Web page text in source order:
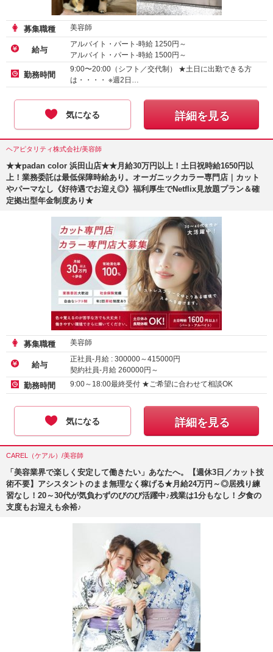
募集職種 美容師
給与
アルバイト・パート-時給 1250円～
アルバイト・パート-時給 1500円～
勤務時間
9:00〜20:00（シフト／交代制） ★土日に出勤できる方
は・・・・ ※週2日…
気になる 詳細を見る
ヘアピタリティ株式会社/美容師
★★padan color 浜田山店★★月給30万円以上！土日祝時給1650円以
上！業務委託は最低保障時給あり。オーガニックカラー専門店｜カット
やパーマなし《好待遇でお迎え◎》福利厚生でNetflix見放題プラン＆確
定拠出型年金制度あり★
募集職種 美容師
給与
正社員-月給 : 300000～415000円
契約社員-月給 260000円～
アルバイト・パート-時給 :1450～2000円
勤務時間 9:00～18:00最終受付 ★ご希望に合わせて相談OK
気になる 詳細を見る
CAREL（ケアル）/美容師
「美容業界で楽しく安定して働きたい」あなたへ。【週休3日／カット技
術不要】アシスタントのまま無理なく稼げる★月給24万円～◎居残り練
習なし！20～30代が気負わずのびのび活躍中♪残業は1分もなし！夕食の
支度もお迎えも余裕♪